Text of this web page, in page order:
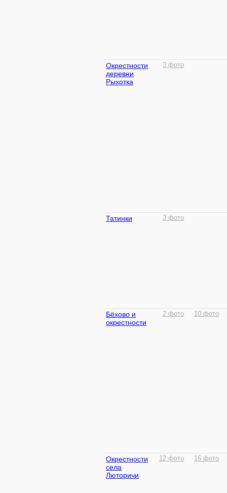
Окрестности
деревни
Рыхотка
3 фото
Татинки 3 фото
Бёхово и
окрестности
2 фото 10 фото
Окрестности
села
Люторичи
12 фото 16 фото